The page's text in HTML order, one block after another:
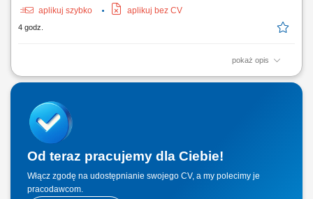
aplikuj szybko
aplikuj bez CV
4 godz.
pokaż opis
Praca w firmie oznacza pracę w szybko rozwijającej się,
środowiska, w którym liczą się innowacje i rozwój. Jasne procesy i
praca zespołowa pomagają ludziom skutecznie współpracować. Masz
wiele możliwości, by...
Od teraz pracujemy dla Ciebie!
Włącz zgodę na udostępnianie swojego CV, a my polecimy je
pracodawcom.